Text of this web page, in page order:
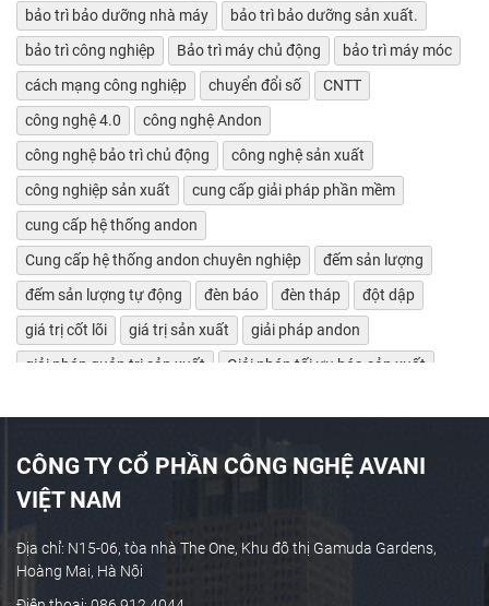
bảo trì bảo dưỡng nhà máy
bảo trì bảo dưỡng sản xuất.
bảo trì công nghiệp
Bảo trì máy chủ động
bảo trì máy móc
cách mạng công nghiệp
chuyển đổi số
CNTT
công nghệ 4.0
công nghệ Andon
công nghệ bảo trì chủ động
công nghệ sản xuất
công nghiệp sản xuất
cung cấp giải pháp phần mềm
cung cấp hệ thống andon
Cung cấp hệ thống andon chuyên nghiệp
đếm sản lượng
đếm sản lượng tự động
đèn báo đèn tháp
đột dập
giá trị cốt lõi
giá trị sản xuất
giải pháp andon
giải pháp quản trị sản xuất
Giải pháp tối ưu hóa sản xuất
giám sát máy CNC
giám sát máy công cụ
giám sát máy tự động
giám sát sản xuất
Giám sát sản xuất công nghiệp
giám sát sản xuất thời gian thực
CÔNG TY CỔ PHẦN CÔNG NGHỆ AVANI
VIỆT NAM
Địa chỉ: N15-06, tòa nhà The One, Khu đô thị Gamuda Gardens,
Hoàng Mai, Hà Nội